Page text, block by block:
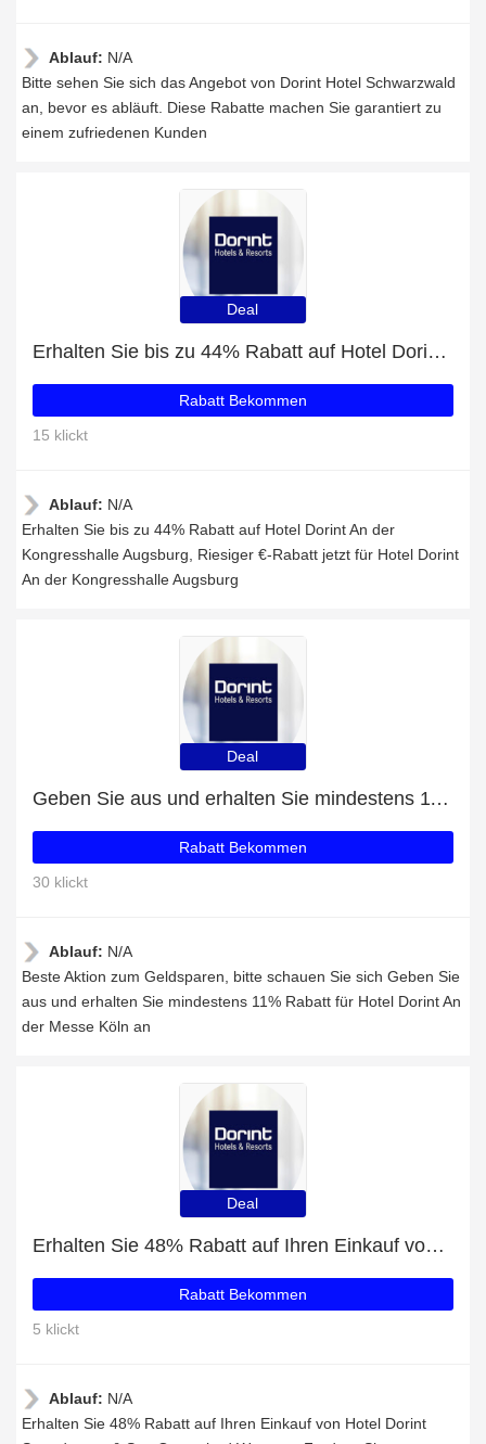
Ablauf: N/A
Bitte sehen Sie sich das Angebot von Dorint Hotel Schwarzwald
an, bevor es abläuft. Diese Rabatte machen Sie garantiert zu
einem zufriedenen Kunden
Deal
Erhalten Sie bis zu 44% Rabatt auf Hotel Dorint An der Kongresshalle Augsburg
Rabatt Bekommen
15 klickt
Ablauf: N/A
Erhalten Sie bis zu 44% Rabatt auf Hotel Dorint An der
Kongresshalle Augsburg, Riesiger €-Rabatt jetzt für Hotel Dorint
An der Kongresshalle Augsburg
Deal
Geben Sie aus und erhalten Sie mindestens 11% Rabatt für Hotel Dorint An der Messe Köln
Rabatt Bekommen
30 klickt
Ablauf: N/A
Beste Aktion zum Geldsparen, bitte schauen Sie sich Geben Sie
aus und erhalten Sie mindestens 11% Rabatt für Hotel Dorint An
der Messe Köln an
Deal
Erhalten Sie 48% Rabatt auf Ihren Einkauf von Hotel Dorint Strandresort & Spa Ostseebad Wustrow
Rabatt Bekommen
5 klickt
Ablauf: N/A
Erhalten Sie 48% Rabatt auf Ihren Einkauf von Hotel Dorint